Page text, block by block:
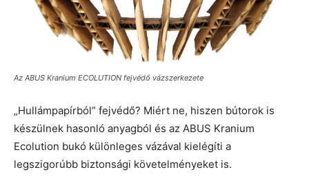
Az ABUS Kranium ECOLUTION fejvédő vázszerkezete
„Hullámpapírból” fejvédő? Miért ne, hiszen bútorok is
készülnek hasonló anyagból és az ABUS Kranium
Ecolution bukó különleges vázával kielégíti a
legszigorúbb biztonsági követelményeket is.